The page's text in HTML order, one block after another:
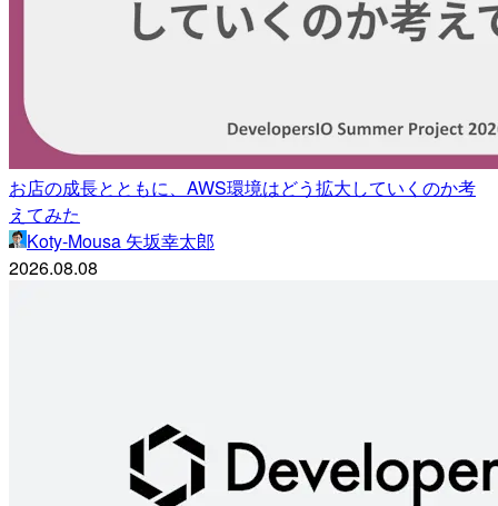
お店の成長とともに、AWS環境はどう拡大していくのか考
えてみた
Koty-Mousa 矢坂幸太郎
2026.08.08